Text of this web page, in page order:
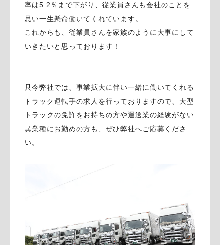
率は5.2％まで下がり、従業員さんも会社のことを
思い一生懸命働いてくれています。
これからも、従業員さんを家族のように大事にして
いきたいと思っております！
只今弊社では、事業拡大に伴い一緒に働いてくれる
トラック運転手の求人を行っておりますので、大型
トラックの免許をお持ちの方や運送業の経験がない
異業種にお勤めの方も、ぜひ弊社へご応募くださ
い。